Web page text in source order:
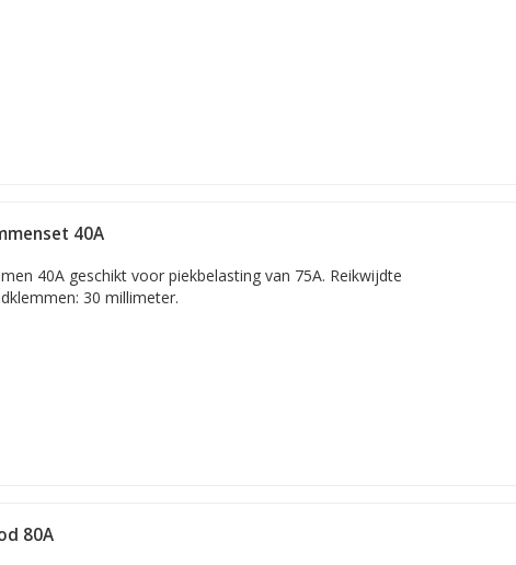
40A
40A geschikt voor piekbelasting van 75A. Reikwijdte
30 millimeter.
80A